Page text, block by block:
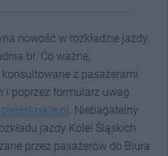
nowość w rozkładzie jazdy,
br. Co ważne,
z pasażerami
i poprzez formularz uwag
. Niebagatelny
jazdy Kolei Śląskich
przez pasażerów do Biura